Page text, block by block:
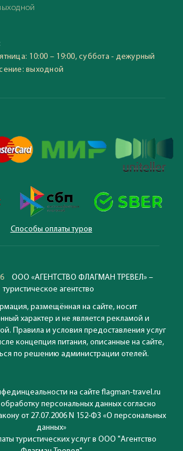
10:00 – 19:00, суббота - дежурный
выходной
Способы оплаты туров
ООО «АГЕНТСТВО ФЛАГМАН ТРЕВЕЛ» –
туристическое агентство
размещённая на сайте, носит
характер и не является рекламой и
Правила и условия предоставления услуг
концепция питания, описанные на сайте,
по решению администрации отелей.
на сайте flagman-travel.ru
персональных данных согласно
от 27.07.2006 N 152-ФЗ «О персональных
данных»
туристических услуг в ООО "Агентство